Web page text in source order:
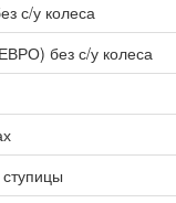
с/у колеса
без с/у колеса